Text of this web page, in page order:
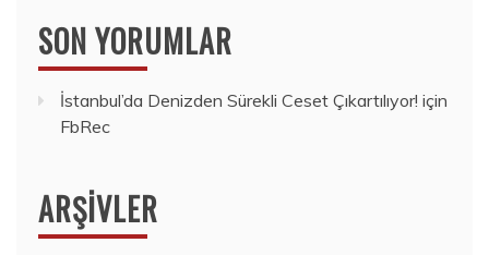
SON YORUMLAR
İstanbul’da Denizden Sürekli Ceset Çıkartılıyor! için
FbRec
ARŞIVLER